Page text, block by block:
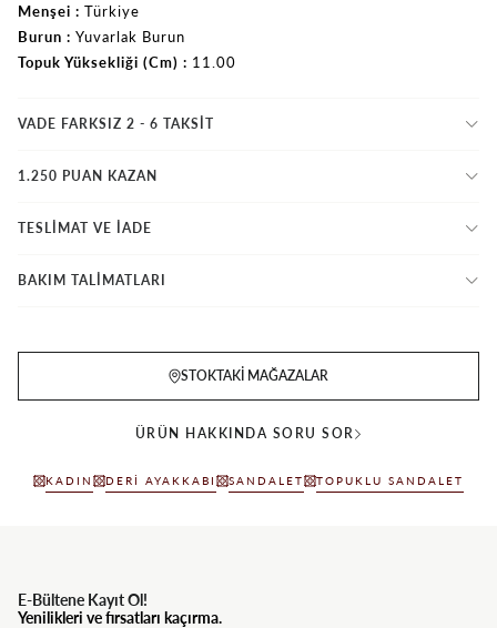
Menşei
Türkiye
Burun
Yuvarlak Burun
Topuk Yüksekliği (Cm)
11.00
VADE FARKSIZ 2 - 6 TAKSIT
1.250 PUAN KAZAN
TESLİMAT VE İADE
BAKIM TALİMATLARI
STOKTAKI MAĞAZALAR
ÜRÜN HAKKINDA SORU SOR
KADIN DERI AYAKKABI SANDALET TOPUKLU SANDALET
E-Bültene Kayıt Ol!
Yenilikleri ve fırsatları kaçırma.